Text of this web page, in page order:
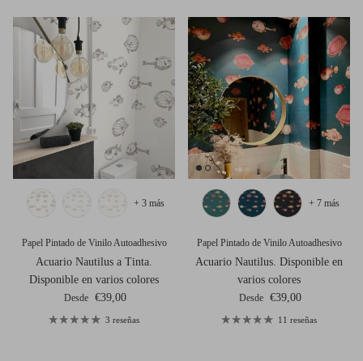
Papel Pintado de Vinilo Autoadhesivo
Acuario Nautilus a Tinta.
Disponible en varios colores
Precio normal
Desde €39,00
+ 3 más
3 reseñas
Papel Pintado de Vinilo Autoadhesivo
Acuario Nautilus. Disponible en
varios colores
Precio normal
Desde €39,00
+ 7 más
11 reseñas